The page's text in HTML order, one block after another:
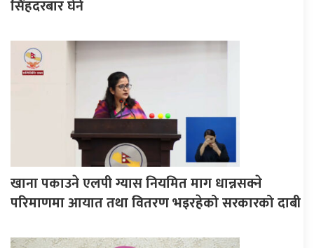
सिंहदरबार घेर्ने
खाना पकाउने एलपी ग्यास नियमित माग धान्नसक्ने
परिमाणमा आयात तथा वितरण भइरहेको सरकारको दाबी